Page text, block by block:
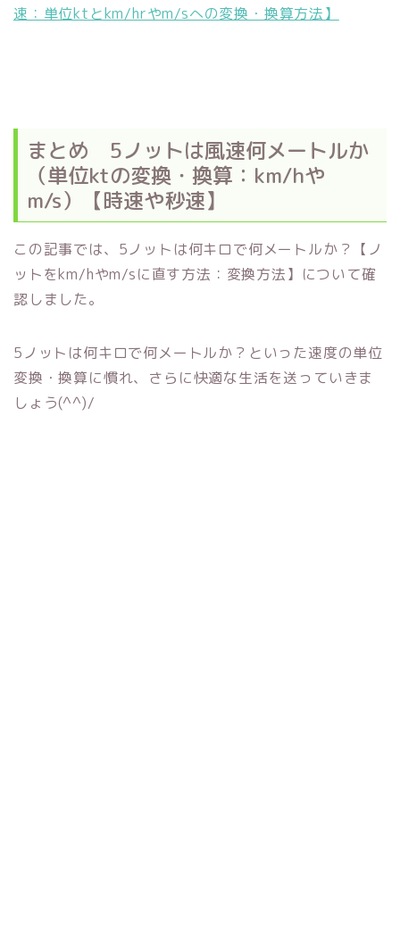
速：単位ktとkm/hrやm/sへの変換・換算方法】
まとめ 5ノットは風速何メートルか
（単位ktの変換・換算：km/hや
m/s）【時速や秒速】
この記事では、5ノットは何キロで何メートルか？【ノ
ットをkm/hやm/sに直す方法：変換方法】について確
認しました。
5ノットは何キロで何メートルか？といった速度の単位
変換・換算に慣れ、さらに快適な生活を送っていきま
しょう(^^)/